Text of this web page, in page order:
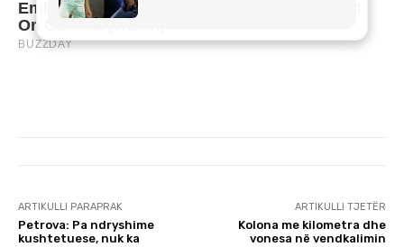
ARTIKULLI PARAPRAK
Petrova: Pa ndryshime
kushtetuese, nuk ka
ARTIKULLI TJETËR
Kolona me kilometra dhe
vonesa në vendkalimin